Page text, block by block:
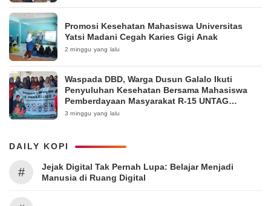
Promosi Kesehatan Mahasiswa Universitas
Yatsi Madani Cegah Karies Gigi Anak
2 minggu yang lalu
Waspada DBD, Warga Dusun Galalo Ikuti
Penyuluhan Kesehatan Bersama Mahasiswa
Pemberdayaan Masyarakat R-15 UNTAG
Surabaya 2026
3 minggu yang lalu
DAILY KOPI
#
Jejak Digital Tak Pernah Lupa: Belajar Menjadi
Manusia di Ruang Digital